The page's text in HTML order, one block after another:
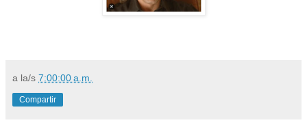
a la/s 7:00:00 a.m.
Compartir